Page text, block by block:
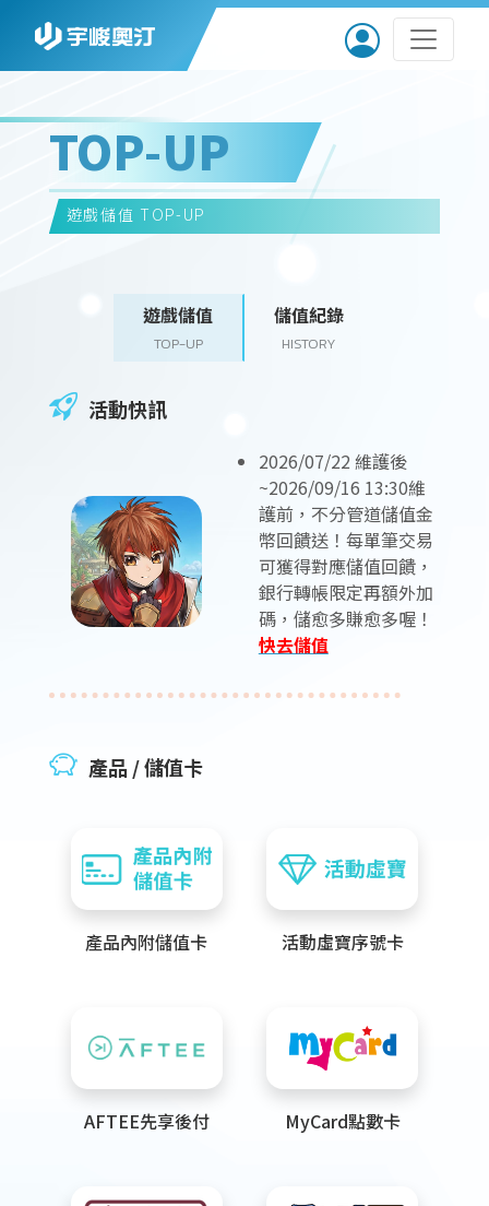
TOP-UP
遊戲儲值 TOP-UP
遊戲儲值
TOP-UP
儲值紀錄
HISTORY
活動快訊
2026/07/22 維護後
~2026/09/16 13:30維
護前，不分管道儲值金
幣回饋送！每單筆交易
可獲得對應儲值回饋，
銀行轉帳限定再額外加
碼，儲愈多賺愈多喔！
快去儲值
產品 / 儲值卡
產品內附儲值卡 活動虛寶序號卡
AFTEE先享後付 MyCard點數卡